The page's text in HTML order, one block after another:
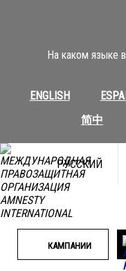
На каком языке
ENGLISH
简中
РУССКИЙ
КАМПАНИИ